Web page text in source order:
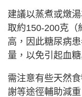
建議以蒸煮或燉
取約150-200克（
高，因此糖尿病
量，以免引起血糖
需注意有些天然
謝等途徑輔助減